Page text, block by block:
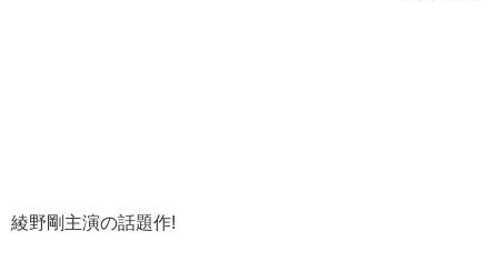
綾野剛主演の話題作!